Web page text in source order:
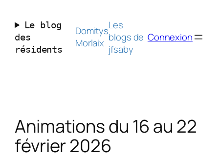
contenuLe blog
des
résidents
Domitys
Morlaix
Les
blogs de
jfsaby
Connexion
Animations du 16 au 22
février 2026